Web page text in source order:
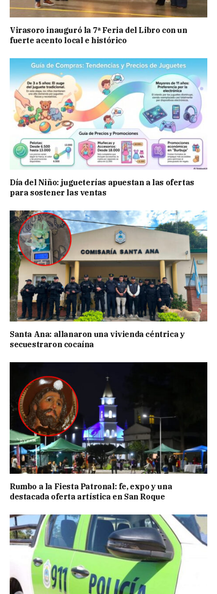
Virasoro inauguró la 7ª Feria del Libro con un
fuerte acento local e histórico
Día del Niño: jugueterías apuestan a las ofertas
para sostener las ventas
Santa Ana: allanaron una vivienda céntrica y
secuestraron cocaína
Rumbo a la Fiesta Patronal: fe, expo y una
destacada oferta artística en San Roque